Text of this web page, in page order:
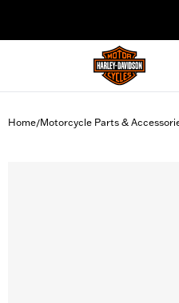
Home/Motorcycle Parts &